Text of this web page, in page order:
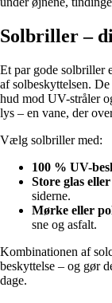
Solbriller –
Et par gode solbriller
af solbeskyttelsen.
hud mod UV-stråler
lys – en vane, der
Vælg solbriller med:
100 % UV-
Store glas
siderne.
Mørke eller
sne og asfalt.
Kombinationen af
beskyttelse – og gør
dage.